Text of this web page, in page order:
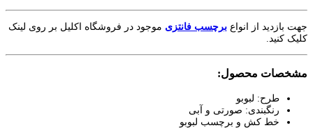
جهت بازدید از انواع برچسب فانتزی موجود در فروشگاه اکلیل بر روی لینک
کلیک کنید.
مشخصات محصول:
طرح: لبوبو
رنگبندی: صورتی و آبی
خط کش و برچسب لبوبو